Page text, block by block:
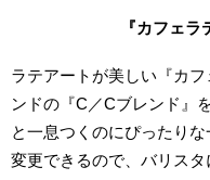
『カフェ
ラテアートが美しい『カ
ンドの『C／Cブレンド』
と一息つくのにぴったり
変更できるので、バリスタ